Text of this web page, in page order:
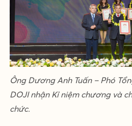
Ông Dương Anh Tuấn – Phó
DOJI nhận Kỉ niệm chương và
chức.